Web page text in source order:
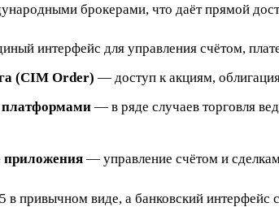
брокерами, что даёт прямой
интерфейс для управления счётом,
(CIM Order) — доступ к акциям,
платформами — в ряде случаев торговля
приложения — управление счётом и
в привычном виде, а банковский